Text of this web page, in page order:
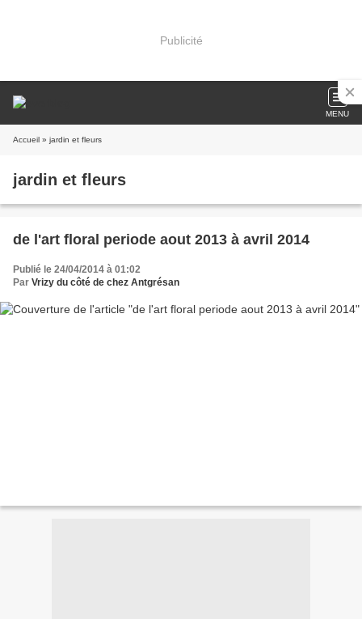
Publicité
MENU
Accueil » jardin et fleurs
jardin et fleurs
de l'art floral periode aout 2013 à avril 2014
Publié le 24/04/2014 à 01:02
Par Vrizy du côté de chez Antgrésan